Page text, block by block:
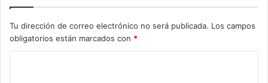
Tu dirección de correo electrónico no será publicada. Los campos
obligatorios están marcados con *